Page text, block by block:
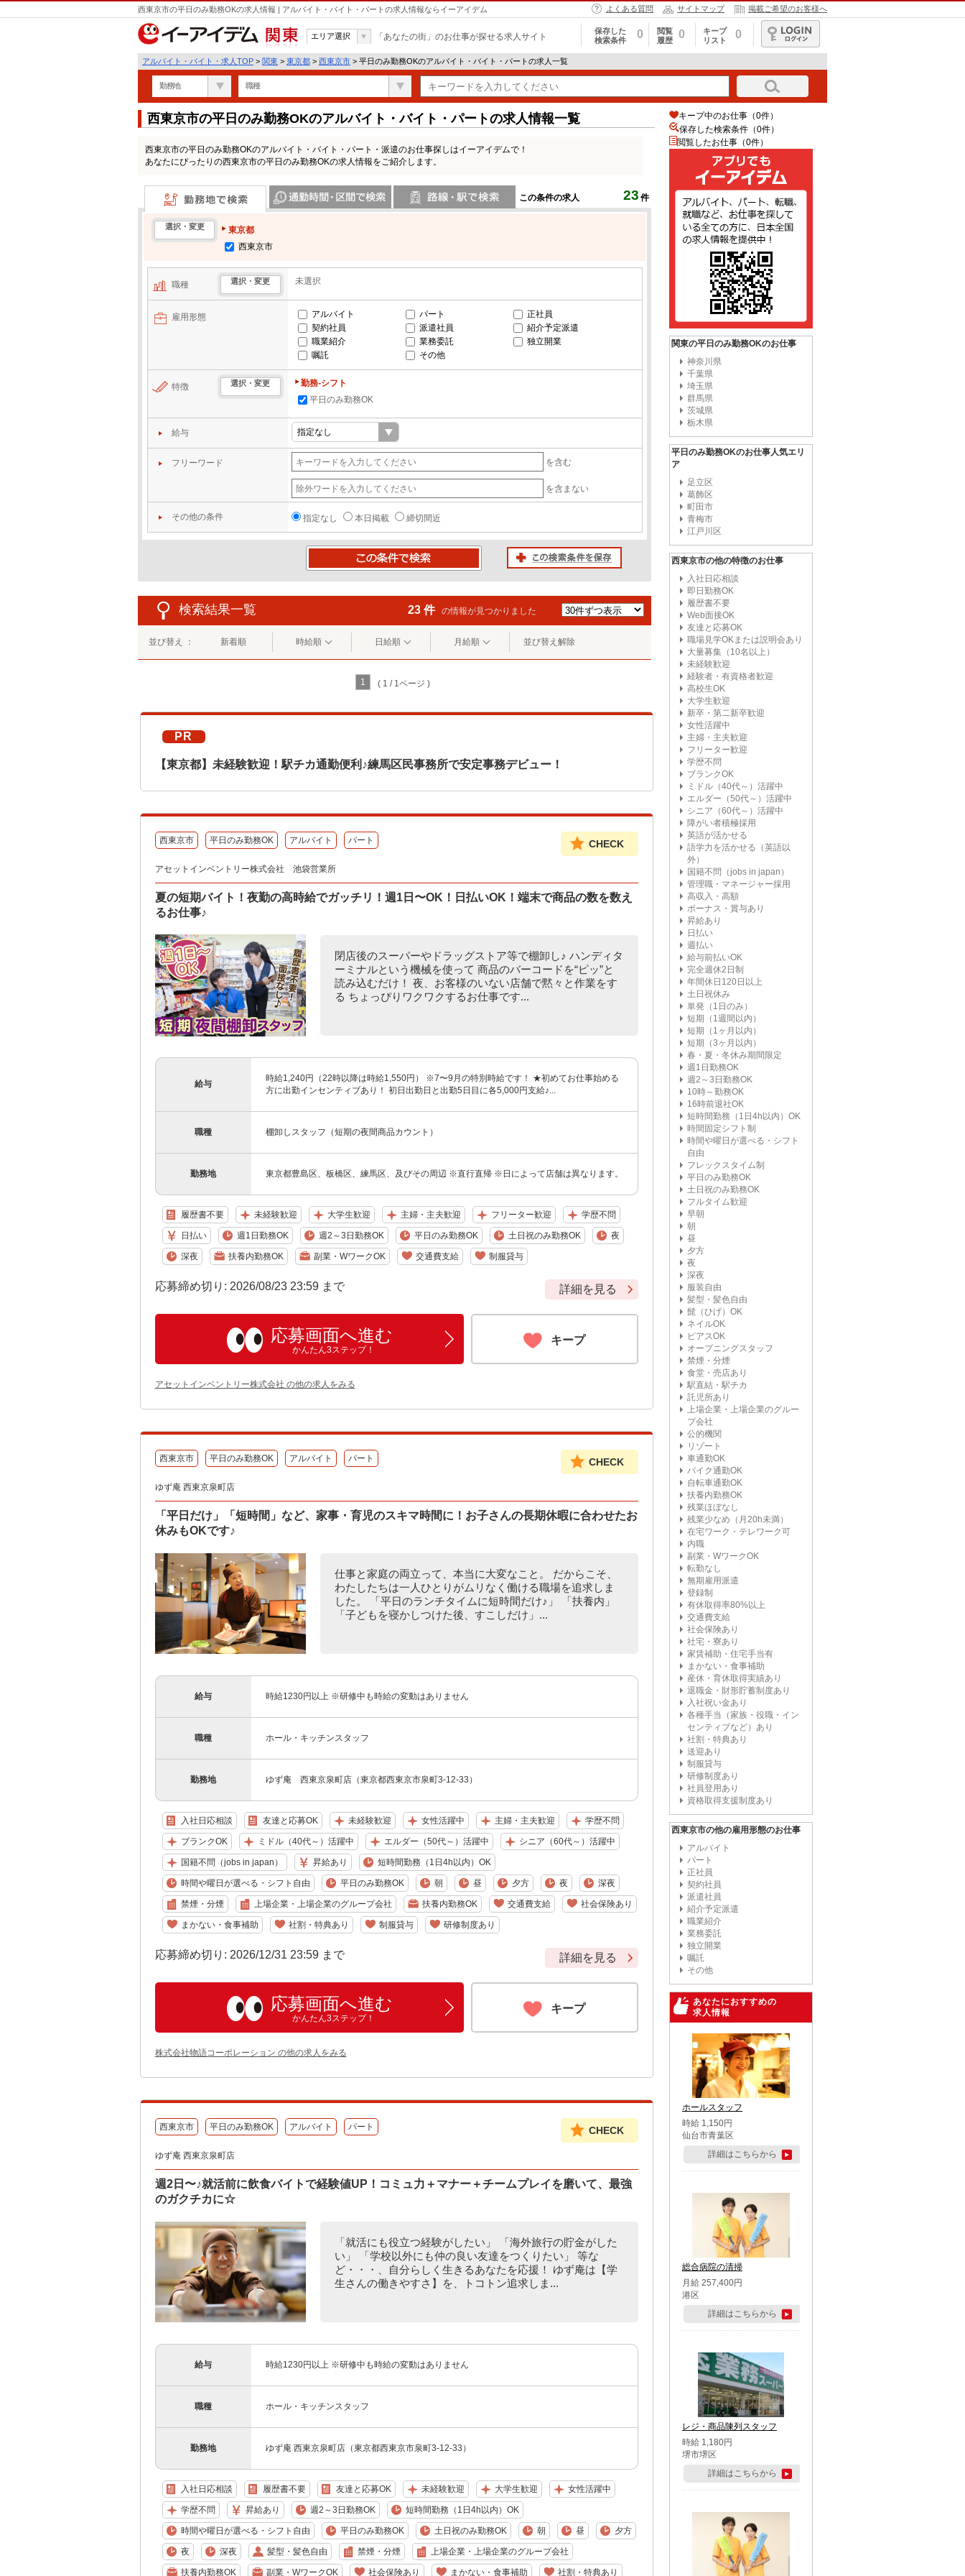
西東京市の平日のみ勤務OKの求人情報 | アルバイト・バイト・パートの求人情報ならイーアイデム よくある質問 サイトマップ 掲載ご希望のお客様へ
関東
エリア選択 「あなたの街」のお仕事が探せる求人サイト
保存した
検索条件
0
閲覧
履歴
0
キープ
リスト
0
ログイン
アルバイト・バイト・求人TOP > 関東 > 東京都 > 西東京市 > 平日のみ勤務OKのアルバイト・バイト・パートの求人一覧
勤務地 職種
西東京市の平日のみ勤務OKのアルバイト・バイト・パートの求人情報一覧
西東京市の平日のみ勤務OKのアルバイト・バイト・パート・派遣のお仕事探しはイーアイデムで！
あなたにぴったりの西東京市の平日のみ勤務OKの求人情報をご紹介します。
この条件の求人 23 件
勤務地で検索
選択・変更
東京都
西東京市
職種 選択・変更 未選択
雇用形態 アルバイト パート
正社員
契約社員
派遣社員
紹介予定派遣
職業紹介
業務委託
独立開業
嘱託
その他
特徴 選択・変更
勤務-シフト
平日のみ勤務OK
給与
フリーワード を含む
を含まない
その他の条件 指定なし 本日掲載 締切間近
検索結果一覧 23 件 の情報が見つかりました
並び替え ： 新着順 時給順 日給順 月給順 並び替え解除
1 ( 1 / 1ページ )
PR
【東京都】未経験歓迎！駅チカ通勤便利♪練馬区民事務所で安定事務デビュー！
西東京市 平日のみ勤務OK アルバイト パート CHECK
アセットインベントリー株式会社 池袋営業所
夏の短期バイト！夜勤の高時給でガッチリ！週1日〜OK！日払いOK！端末で商品の数を数え
るお仕事♪
閉店後のスーパーやドラッグストア等で棚卸し♪ ハンディタ
ーミナルという機械を使って 商品のバーコードを“ピッ”と
読み込むだけ！ 夜、お客様のいない店舗で黙々と作業をす
る ちょっぴりワクワクするお仕事です...
給与
時給1,240円（22時以降は時給1,550円） ※7〜9月の特別時給です！ ★初めてお仕事始める
方に出勤インセンティブあり！ 初日出勤日と出勤5日目に各5,000円支給♪...
職種 棚卸しスタッフ（短期の夜間商品カウント）
勤務地 東京都豊島区、板橋区、練馬区、及びその周辺 ※直行直帰 ※日によって店舗は異なります。
履歴書不要 未経験歓迎 大学生歓迎 主婦・主夫歓迎 フリーター歓迎 学歴不問
日払い 週1日勤務OK 週2～3日勤務OK 平日のみ勤務OK 土日祝のみ勤務OK 夜
深夜 扶養内勤務OK 副業・WワークOK 交通費支給 制服貸与
応募締め切り: 2026/08/23 23:59 まで 詳細を見る
応募画面へ進む
かんたん3ステップ！
キープ
アセットインベントリー株式会社 の他の求人をみる
西東京市 平日のみ勤務OK アルバイト パート CHECK
ゆず庵 西東京泉町店
「平日だけ」「短時間」など、家事・育児のスキマ時間に！お子さんの長期休暇に合わせたお
休みもOKです♪
仕事と家庭の両立って、本当に大変なこと。 だからこそ、
わたしたちは一人ひとりがムリなく働ける職場を追求しま
した。 「平日のランチタイムに短時間だけ♪」 「扶養内」
「子どもを寝かしつけた後、すこしだけ」...
給与 時給1230円以上 ※研修中も時給の変動はありません
職種 ホール・キッチンスタッフ
勤務地 ゆず庵 西東京泉町店（東京都西東京市泉町3-12-33）
入社日応相談 友達と応募OK 未経験歓迎 女性活躍中 主婦・主夫歓迎 学歴不問
ブランクOK ミドル（40代～）活躍中 エルダー（50代～）活躍中 シニア（60代～）活躍中
国籍不問（jobs in japan） 昇給あり 短時間勤務（1日4h以内）OK
時間や曜日が選べる・シフト自由 平日のみ勤務OK 朝 昼 夕方 夜 深夜
禁煙・分煙 上場企業・上場企業のグループ会社 扶養内勤務OK 交通費支給 社会保険あり
まかない・食事補助 社割・特典あり 制服貸与 研修制度あり
応募締め切り: 2026/12/31 23:59 まで 詳細を見る
応募画面へ進む
かんたん3ステップ！
キープ
株式会社物語コーポレーション の他の求人をみる
西東京市 平日のみ勤務OK アルバイト パート CHECK
ゆず庵 西東京泉町店
週2日〜♪就活前に飲食バイトで経験値UP！コミュ力＋マナー＋チームプレイを磨いて、最強
のガクチカに☆
「就活にも役立つ経験がしたい」 「海外旅行の貯金がした
い」 「学校以外にも仲の良い友達をつくりたい」 等な
ど・・・、自分らしく生きるあなたを応援！ ゆず庵は【学
生さんの働きやすさ】を、トコトン追求しま...
給与 時給1230円以上 ※研修中も時給の変動はありません
職種 ホール・キッチンスタッフ
勤務地 ゆず庵 西東京泉町店（東京都西東京市泉町3-12-33）
入社日応相談 履歴書不要 友達と応募OK 未経験歓迎 大学生歓迎 女性活躍中
学歴不問 昇給あり 週2～3日勤務OK 短時間勤務（1日4h以内）OK
時間や曜日が選べる・シフト自由 平日のみ勤務OK 土日祝のみ勤務OK 朝 昼 夕方
夜 深夜 髪型・髪色自由 禁煙・分煙 上場企業・上場企業のグループ会社
扶養内勤務OK 副業・WワークOK 社会保険あり まかない・食事補助 社割・特典あり
キープ中のお仕事（0件）
保存した検索条件（0件）
閲覧したお仕事（0件）
関東の平日のみ勤務OKのお仕事
神奈川県
千葉県
埼玉県
群馬県
茨城県
栃木県
平日のみ勤務OKのお仕事人気エリ
ア
足立区
葛飾区
町田市
青梅市
江戸川区
西東京市の他の特徴のお仕事
入社日応相談
即日勤務OK
履歴書不要
Web面接OK
友達と応募OK
職場見学OKまたは説明会あり
大量募集（10名以上）
未経験歓迎
経験者・有資格者歓迎
高校生OK
大学生歓迎
新卒・第二新卒歓迎
女性活躍中
主婦・主夫歓迎
フリーター歓迎
学歴不問
ブランクOK
ミドル（40代～）活躍中
エルダー（50代～）活躍中
シニア（60代～）活躍中
障がい者積極採用
英語が活かせる
語学力を活かせる（英語以
外）
国籍不問（jobs in japan）
管理職・マネージャー採用
高収入・高額
ボーナス・賞与あり
昇給あり
日払い
週払い
給与前払いOK
完全週休2日制
年間休日120日以上
土日祝休み
単発（1日のみ）
短期（1週間以内）
短期（1ヶ月以内）
短期（3ヶ月以内）
春・夏・冬休み期間限定
週1日勤務OK
週2～3日勤務OK
10時～勤務OK
16時前退社OK
短時間勤務（1日4h以内）OK
時間固定シフト制
時間や曜日が選べる・シフト
自由
フレックスタイム制
平日のみ勤務OK
土日祝のみ勤務OK
フルタイム歓迎
早朝
朝
昼
夕方
夜
深夜
服装自由
髪型・髪色自由
髭（ひげ）OK
ネイルOK
ピアスOK
オープニングスタッフ
禁煙・分煙
食堂・売店あり
駅直結・駅チカ
託児所あり
上場企業・上場企業のグルー
プ会社
公的機関
リゾート
車通勤OK
バイク通勤OK
自転車通勤OK
扶養内勤務OK
残業ほぼなし
残業少なめ（月20h未満）
在宅ワーク・テレワーク可
内職
副業・WワークOK
転勤なし
無期雇用派遣
登録制
有休取得率80%以上
交通費支給
社会保険あり
社宅・寮あり
家賃補助・住宅手当有
まかない・食事補助
産休・育休取得実績あり
退職金・財形貯蓄制度あり
入社祝い金あり
各種手当（家族・役職・イン
センティブなど）あり
社割・特典あり
送迎あり
制服貸与
研修制度あり
社員登用あり
資格取得支援制度あり
西東京市の他の雇用形態のお仕事
アルバイト
パート
正社員
契約社員
派遣社員
紹介予定派遣
職業紹介
業務委託
独立開業
嘱託
その他
あなたにおすすめの
求人情報
ホールスタッフ
時給 1,150円
仙台市青葉区
詳細はこちらから
総合病院の清掃
月給 257,400円
港区
詳細はこちらから
レジ・商品陳列スタッフ
時給 1,180円
堺市堺区
詳細はこちらから